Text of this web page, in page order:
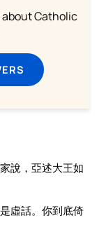
Catholic
說，亞述大王如
虛話。你到底倚